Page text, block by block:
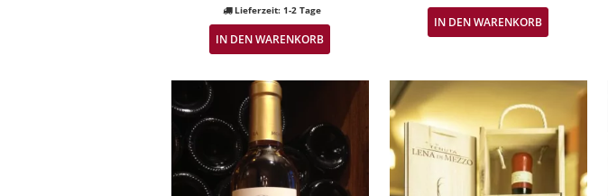
Lieferzeit: 1-2 Tage
IN DEN WARENKORB
IN DEN WARENKORB